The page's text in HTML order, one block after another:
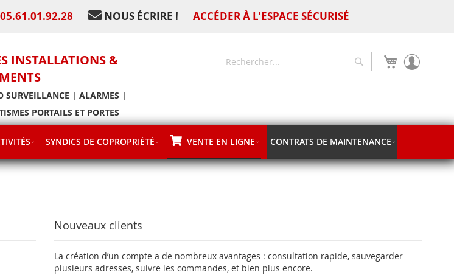
NOUS ÉCRIRE ! ACCÉDER À L'ESPACE SÉCURISÉ
INSTALLATIONS &
SURVEILLANCE | ALARMES |
PORTAILS ET PORTES
Mon panier
Chercher
SYNDICS DE COPROPRIÉTÉ VENTE EN LIGNE CONTRATS DE MAINTENANCE
Nouveaux clients
La création d’un compte a de nombreux avantages : consultation rapide, sauvegarder
plusieurs adresses, suivre les commandes, et bien plus encore.